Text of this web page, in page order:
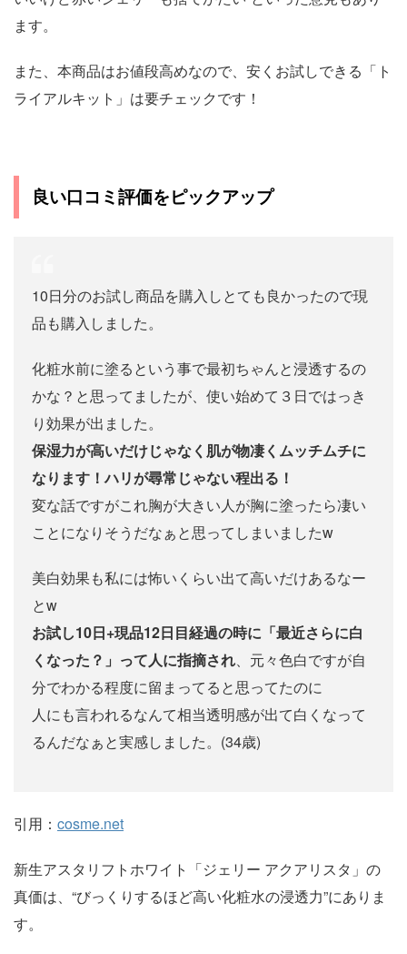
ます。
また、本商品はお値段高めなので、安くお試しできる「ト
ライアルキット」は要チェックです！
良い口コミ評価をピックアップ
10日分のお試し商品を購入しとても良かったので現
品も購入しました。
化粧水前に塗るという事で最初ちゃんと浸透するの
かな？と思ってましたが、使い始めて３日ではっき
り効果が出ました。
保湿力が高いだけじゃなく肌が物凄くムッチムチに
なります！ハリが尋常じゃない程出る！
変な話ですがこれ胸が大きい人が胸に塗ったら凄い
ことになりそうだなぁと思ってしまいましたw
美白効果も私には怖いくらい出て高いだけあるなー
とw
お試し10日+現品12日目経過の時に「最近さらに白
くなった？」って人に指摘され、元々色白ですが自
分でわかる程度に留まってると思ってたのに
人にも言われるなんて相当透明感が出て白くなって
るんだなぁと実感しました。(34歳)
引用： cosme.net
新生アスタリフトホワイト「ジェリー アクアリスタ」の
真価は、“びっくりするほど高い化粧水の浸透力”にありま
す。